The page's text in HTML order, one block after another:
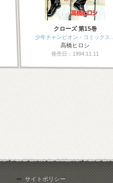
クローズ 第15巻
少年チャンピオン・コミックス…
高橋ヒロシ
発売日：1994.11.11
サイトポリシー